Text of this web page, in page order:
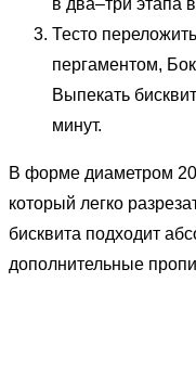
Тесто
пергаментом,
Выпекать
минут.
В форме диаметром
который легко
бисквита подходит
дополнительные